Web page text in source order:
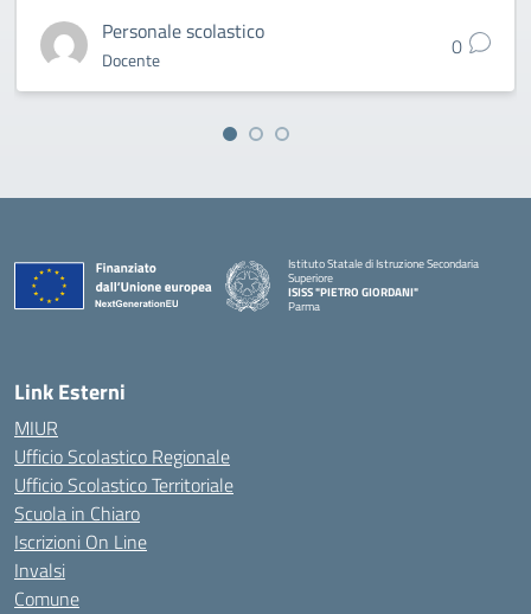
Personale scolastico
Docente 0
Istituto Statale di Istruzione Secondaria
Superiore
ISISS "PIETRO GIORDANI"
Parma
Link Esterni
MIUR
Ufficio Scolastico Regionale
Ufficio Scolastico Territoriale
Scuola in Chiaro
Iscrizioni On Line
Invalsi
Comune